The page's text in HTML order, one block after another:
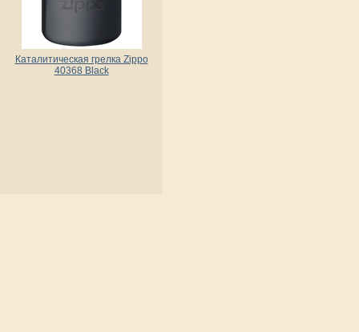
Каталитическая грелка Zippo
40368 Black